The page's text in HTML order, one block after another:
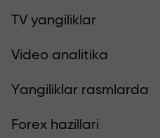
TV yangiliklar
Video analitika
Yangiliklar rasmlarda
Forex hazillari